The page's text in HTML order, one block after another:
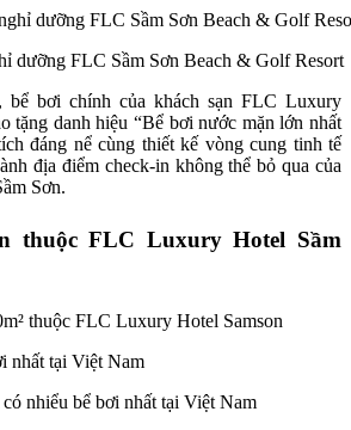
dưỡng FLC Sầm Sơn Beach & Golf Resort
bể bơi chính của khách sạn FLC Luxury
tặng danh hiệu “Bể bơi nước mặn lớn nhất
đáng nể cùng thiết kế vòng cung tinh tế
địa điểm check-in không thể bỏ qua của
Sơn.
thuộc FLC Luxury Hotel Sầm
thuộc FLC Luxury Hotel Samson
nhiểu bể bơi nhất tại Việt Nam